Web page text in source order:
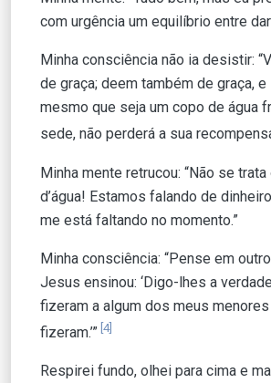
com urgência um equilíbrio entre
Minha consciência não ia desistir:
de graça; deem também de graça,
mesmo que seja um copo de água
sede, não perderá a sua
Minha mente retrucou: “Não se
d’água! Estamos falando de
me está faltando no momento.”
Minha consciência: “Pense em
Jesus ensinou: ‘Digo-lhes a
fizeram a algum dos meus
fizeram.’” [4]
Respirei fundo, olhei para cima e